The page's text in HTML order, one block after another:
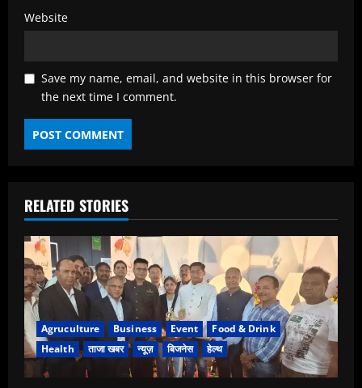
Website
Save my name, email, and website in this browser for
the next time I comment.
RELATED STORIES
Agruculture Business Event
Food & Drink
Health
ताजा खबर न्यूज़ बिजनेस हेल्थ